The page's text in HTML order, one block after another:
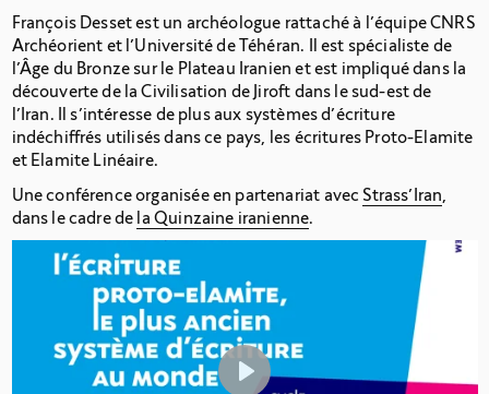
François Desset est un archéologue rattaché à l’équipe CNRS
Archéorient et l’Université de Téhéran. Il est spécialiste de
l’Âge du Bronze sur le Plateau Iranien et est impliqué dans la
découverte de la Civilisation de Jiroft dans le sud-est de
l’Iran. Il s’intéresse de plus aux systèmes d’écriture
indéchiffrés utilisés dans ce pays, les écritures Proto-Elamite
et Elamite Linéaire.
Une conférence organisée en partenariat avec Strass’Iran
dans le cadre de la Quinzaine iranienne.